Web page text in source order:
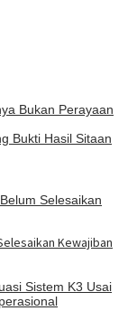
Bukan Perayaan
Bukti Hasil Sitaan
Kewajiban